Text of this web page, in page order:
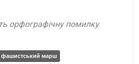
орфографічну помилку
фашистський марш